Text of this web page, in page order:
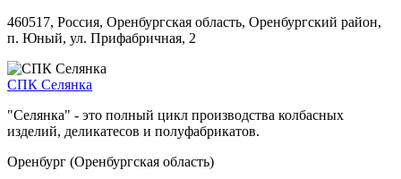
460517, Россия, Оренбургская область, Оренбургский район,
п. Юный, ул. Прифабричная, 2
СПК Селянка
"Селянка" - это полный цикл производства колбасных
изделий, деликатесов и полуфабрикатов.
Оренбург (Оренбургская область)